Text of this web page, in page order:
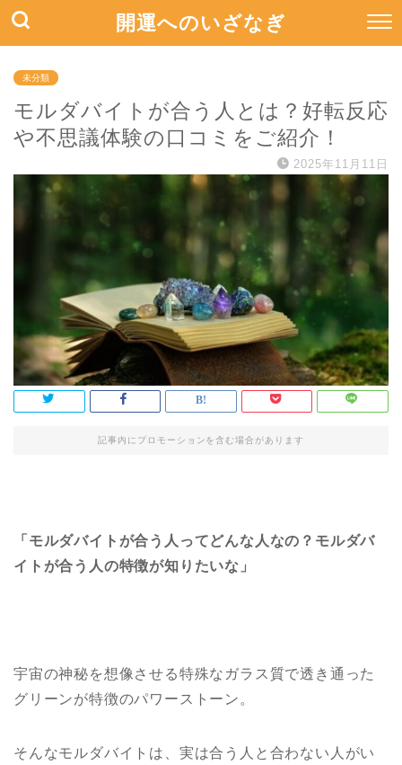
開運へのいざなぎ
未分類
モルダバイトが合う人とは？好転反応
や不思議体験の口コミをご紹介！
2025年11月11日
記事内にプロモーションを含む場合があります
「モルダバイトが合う人ってどんな人なの？モルダバ
イトが合う人の特徴が知りたいな」
宇宙の神秘を想像させる特殊なガラス質で透き通った
グリーンが特徴のパワーストーン。
そんなモルダバイトは、実は合う人と合わない人がい